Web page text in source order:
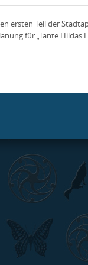
ersten Teil der
für „Tante